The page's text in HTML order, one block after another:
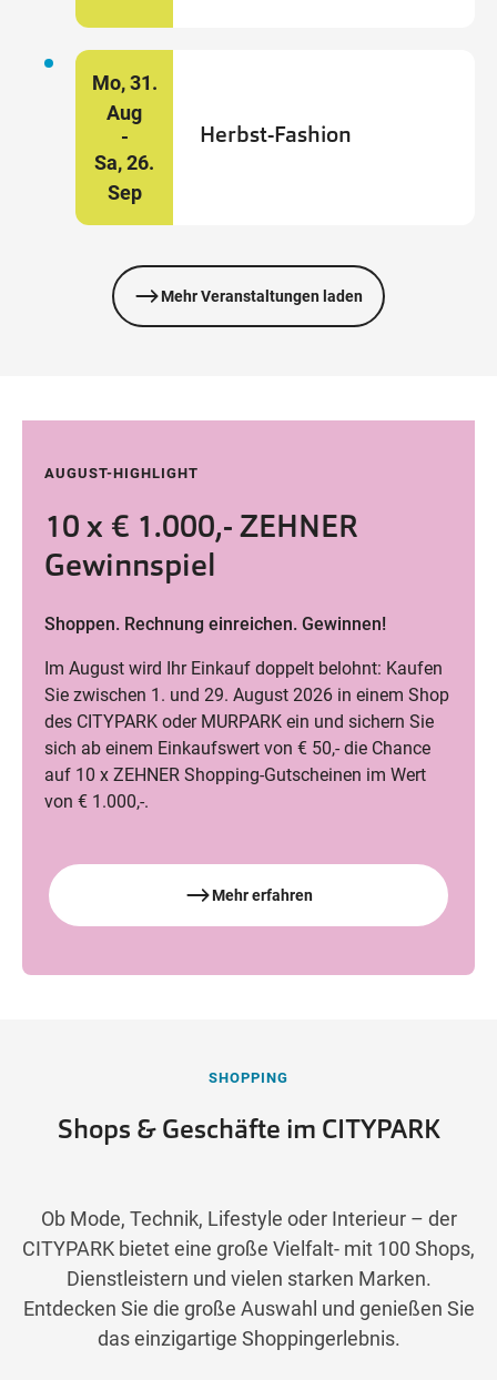
Mo, 31.
Aug
Sa,26.
Sep
Herbst-Fashion
Mehr Veranstaltungen laden
AUGUST-HIGHLIGHT
10 x € 1.000,- ZEHNER
Gewinnspiel
Shoppen. Rechnung einreichen. Gewinnen!
Im August wird Ihr Einkauf doppelt belohnt: Kaufen
Sie zwischen 1. und 29. August 2026 in einem Shop
des CITYPARK oder MURPARK ein und sichern Sie
sich ab einem Einkaufswert von € 50,- die Chance
auf 10 x ZEHNER Shopping-Gutscheinen im Wert
von € 1.000,-.
Mehr erfahren
SHOPPING
Shops & Geschäfte im CITYPARK
Ob Mode, Technik, Lifestyle oder Interieur – der
CITYPARK bietet eine große Vielfalt- mit 100 Shops,
Dienstleistern und vielen starken Marken.
Entdecken Sie die große Auswahl und genießen Sie
das einzigartige Shoppingerlebnis.